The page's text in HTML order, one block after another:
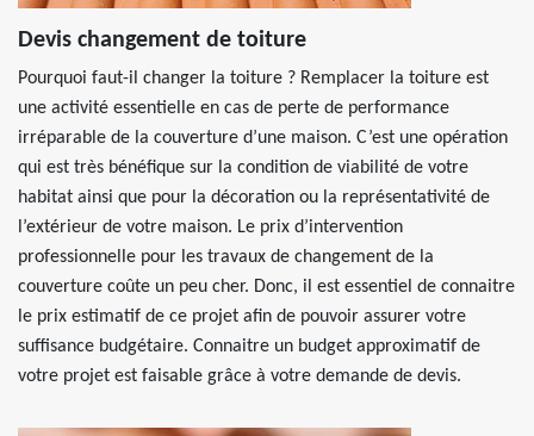
Devis changement de toiture
Pourquoi faut-il changer la toiture ? Remplacer la toiture est
une activité essentielle en cas de perte de performance
irréparable de la couverture d’une maison. C’est une opération
qui est très bénéfique sur la condition de viabilité de votre
habitat ainsi que pour la décoration ou la représentativité de
l’extérieur de votre maison. Le prix d’intervention
professionnelle pour les travaux de changement de la
couverture coûte un peu cher. Donc, il est essentiel de connaitre
le prix estimatif de ce projet afin de pouvoir assurer votre
suffisance budgétaire. Connaitre un budget approximatif de
votre projet est faisable grâce à votre demande de devis.